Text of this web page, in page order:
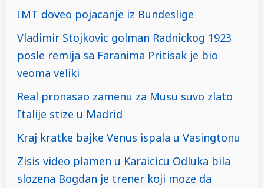
IMT doveo pojacanje iz Bundeslige
Vladimir Stojkovic golman Radnickog 1923
posle remija sa Faranima Pritisak je bio
veoma veliki
Real pronasao zamenu za Musu suvo zlato
Italije stize u Madrid
Kraj kratke bajke Venus ispala u Vasingtonu
Zisis video plamen u Karaicicu Odluka bila
slozena Bogdan je trener koji moze da